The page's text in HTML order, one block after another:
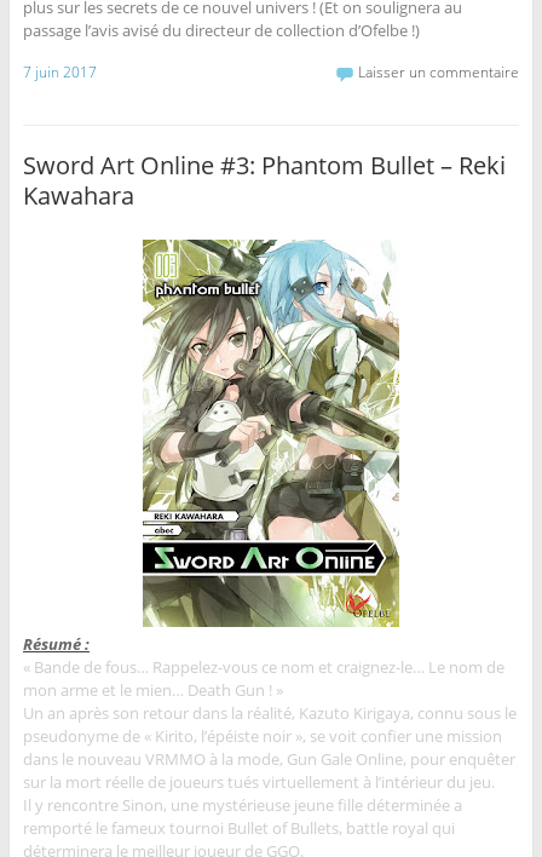
plus sur les secrets de ce nouvel univers ! (Et on soulignera au
passage l’avis avisé du directeur de collection d’Ofelbe !)
7 juin 2017 Laisser un commentaire
Sword Art Online #3: Phantom Bullet – Reki
Kawahara
Résumé :
« Bande de fous… Rappelez-vous ce nom et craignez-le… Le nom de
mon arme et le mien… Death Gun ! »
Un an après son retour dans la réalité, Kazuto Kirigaya, connu sous le
pseudonyme de « Kirito, l’épéiste noir », se voit confier une mission
dans le nouveau VRMMO à la mode, Gun Gale Online, pour enquêter
sur la mort réelle de joueurs tués virtuellement à l’intérieur du jeu.
Il y rencontre Sinon, une mystérieuse jeune fille déterminée a
remporté le fameux tournoi Bullet of Bullets, battle royal qui
déterminera le meilleur joueur de GGO.